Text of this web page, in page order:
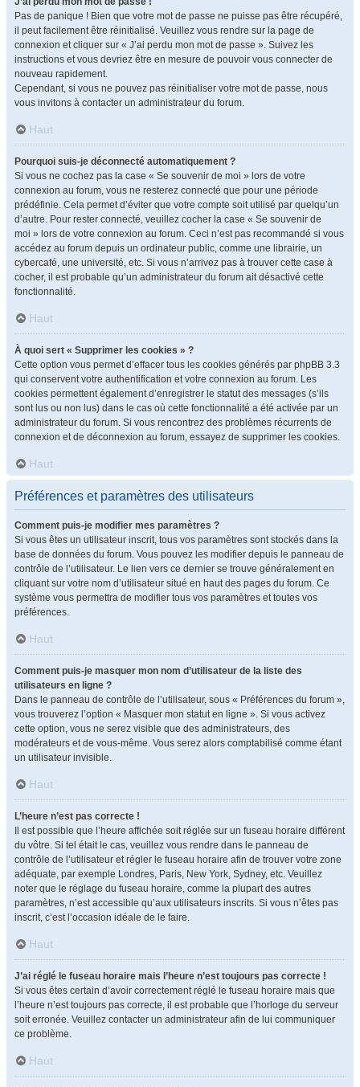
Pas de panique ! Bien que votre mot de passe ne puisse pas être récupéré,
il peut facilement être réinitialisé. Veuillez vous rendre sur la page de
connexion et cliquer sur « J’ai perdu mon mot de passe ». Suivez les
instructions et vous devriez être en mesure de pouvoir vous connecter de
nouveau rapidement.
Cependant, si vous ne pouvez pas réinitialiser votre mot de passe, nous
vous invitons à contacter un administrateur du forum.
Haut
Pourquoi suis-je déconnecté automatiquement ?
Si vous ne cochez pas la case « Se souvenir de moi » lors de votre
connexion au forum, vous ne resterez connecté que pour une période
prédéfinie. Cela permet d’éviter que votre compte soit utilisé par quelqu’un
d’autre. Pour rester connecté, veuillez cocher la case « Se souvenir de
moi » lors de votre connexion au forum. Ceci n’est pas recommandé si vous
accédez au forum depuis un ordinateur public, comme une librairie, un
cybercafé, une université, etc. Si vous n’arrivez pas à trouver cette case à
cocher, il est probable qu’un administrateur du forum ait désactivé cette
fonctionnalité.
Haut
À quoi sert « Supprimer les cookies » ?
Cette option vous permet d’effacer tous les cookies générés par phpBB 3.3
qui conservent votre authentification et votre connexion au forum. Les
cookies permettent également d’enregistrer le statut des messages (s’ils
sont lus ou non lus) dans le cas où cette fonctionnalité a été activée par un
administrateur du forum. Si vous rencontrez des problèmes récurrents de
connexion et de déconnexion au forum, essayez de supprimer les cookies.
Haut
Préférences et paramètres des utilisateurs
Comment puis-je modifier mes paramètres ?
Si vous êtes un utilisateur inscrit, tous vos paramètres sont stockés dans la
base de données du forum. Vous pouvez les modifier depuis le panneau de
contrôle de l’utilisateur. Le lien vers ce dernier se trouve généralement en
cliquant sur votre nom d’utilisateur situé en haut des pages du forum. Ce
système vous permettra de modifier tous vos paramètres et toutes vos
préférences.
Haut
Comment puis-je masquer mon nom d’utilisateur de la liste des
utilisateurs en ligne ?
Dans le panneau de contrôle de l’utilisateur, sous « Préférences du forum »,
vous trouverez l’option « Masquer mon statut en ligne ». Si vous activez
cette option, vous ne serez visible que des administrateurs, des
modérateurs et de vous-même. Vous serez alors comptabilisé comme étant
un utilisateur invisible.
Haut
L’heure n’est pas correcte !
Il est possible que l’heure affichée soit réglée sur un fuseau horaire différent
du vôtre. Si tel était le cas, veuillez vous rendre dans le panneau de
contrôle de l’utilisateur et régler le fuseau horaire afin de trouver votre zone
adéquate, par exemple Londres, Paris, New York, Sydney, etc. Veuillez
noter que le réglage du fuseau horaire, comme la plupart des autres
paramètres, n’est accessible qu’aux utilisateurs inscrits. Si vous n’êtes pas
inscrit, c’est l’occasion idéale de le faire.
Haut
J’ai réglé le fuseau horaire mais l’heure n’est toujours pas correcte !
Si vous êtes certain d’avoir correctement réglé le fuseau horaire mais que
l’heure n’est toujours pas correcte, il est probable que l’horloge du serveur
soit erronée. Veuillez contacter un administrateur afin de lui communiquer
ce problème.
Haut